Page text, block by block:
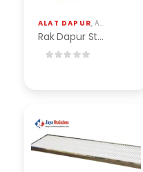
ALAT DAPUR, ALAT INDUSTRI
Rak Dapur Stainless